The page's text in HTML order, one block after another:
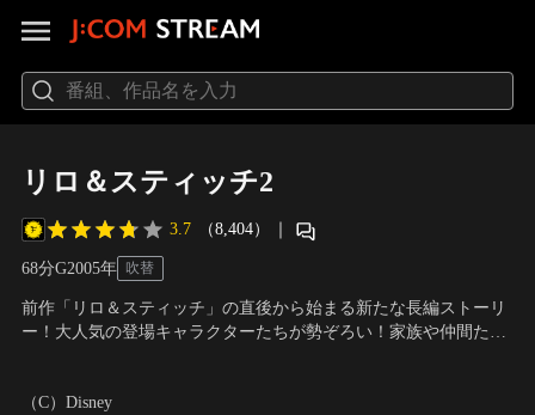
リロ＆スティッチ2
3.7 （8,404） ｜
68分G2005年 吹替
前作「リロ＆スティッチ」の直後から始まる新たな長編ストーリ
ー！大人気の登場キャラクターたちが勢ぞろい！家族や仲間たち
件！！
（C）Disney